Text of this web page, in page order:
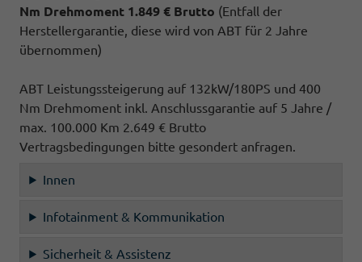
Nm Drehmoment 1.849 € Brutto (Entfall der
Herstellergarantie, diese wird von ABT für 2 Jahre
übernommen)
ABT Leistungssteigerung auf 132kW/180PS und 400
Nm Drehmoment inkl. Anschlussgarantie auf 5 Jahre /
max. 100.000 Km 2.649 € Brutto
Vertragsbedingungen bitte gesondert anfragen.
Innen
Infotainment & Kommunikation
Sicherheit & Assistenz